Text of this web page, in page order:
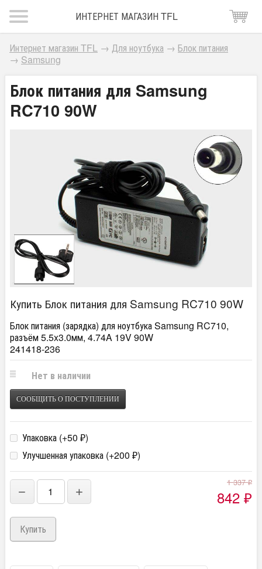
ИНТЕРНЕТ МАГАЗИН TFL
Интернет магазин TFL → Для ноутбука → Блок питания
→ Samsung
Блок питания для Samsung
RC710 90W
Купить Блок питания для Samsung RC710 90W
Блок питания (зарядка) для ноутбука Samsung RC710,
разъём 5.5x3.0мм, 4.74A 19V 90W
241418-236
Нет в наличии
СООБЩИТЬ О ПОСТУПЛЕНИИ
Упаковка (+50 ₽)
Улучшенная упаковка (+200 ₽)
− +
1 337₽
842 ₽